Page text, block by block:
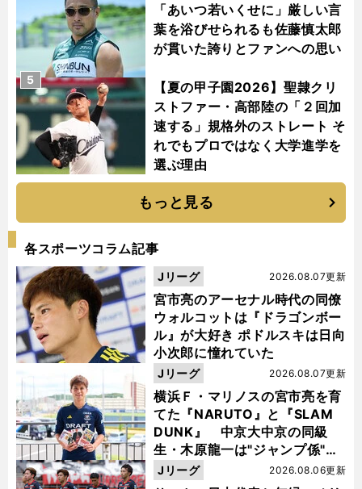
「あいつ若いくせに」厳しい言
葉を浴びせられるも佐藤慎太郎
が貫いた誇りとファンへの思い
【夏の甲子園2026】聖隷クリ
ストファー・高部陸の「２回加
速する」規格外のストレート そ
れでもプロではなく大学進学を
選ぶ理由
5
もっと見る
各スポーツコラム記事
宮市亮のアーセナル時代の同僚
ウォルコットは『ドラゴンボー
ル』が大好き ポドルスキは日向
小次郎に憧れていた
2026.08.07更新
Jリーグ
横浜Ｆ・マリノスの宮市亮を育
てた『NARUTO』と『SLAM
DUNK』 中京大中京の同級
生・木原龍一は"ジャンプ係"だ
った
2026.08.07更新
Jリーグ
2026.08.06更新
Jリーグ